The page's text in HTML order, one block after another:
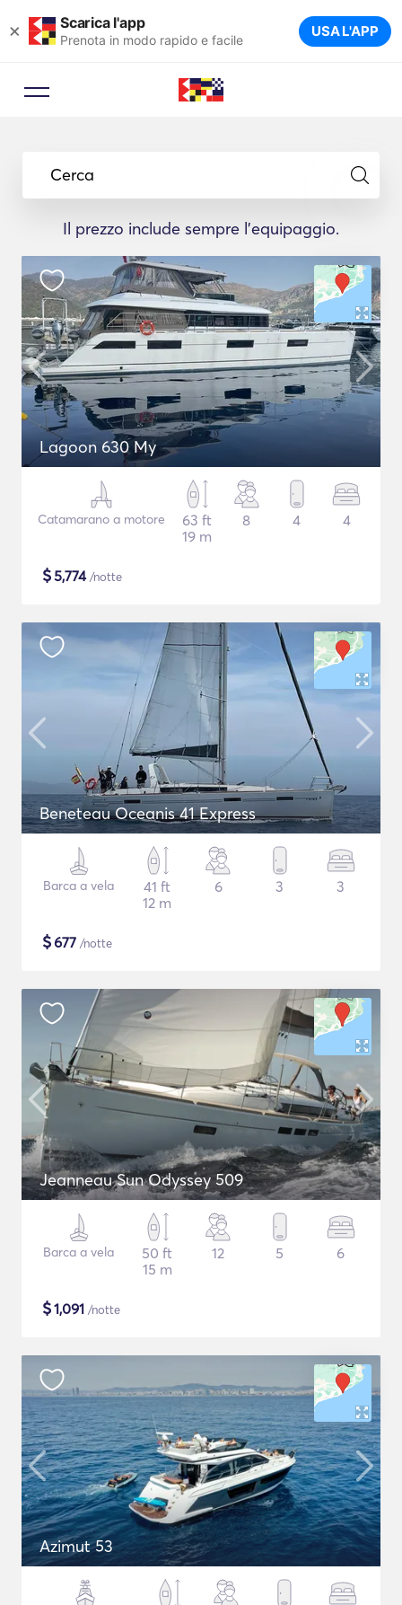
× Scarica l'app
Prenota in modo rapido e facile USA L'APP
Cerca
Il prezzo include sempre l'equipaggio.
Lagoon 630 My
Catamarano a motore
63 ft
19 m
8 4 4
$5,774/notte
Beneteau Oceanis 41 Express
Barca a vela
41 ft
12 m
6 3 3
$677 /notte
Jeanneau Sun Odyssey 509
Barca a vela
50 ft
15 m
12 5 6
$1,091 /notte
Azimut 53